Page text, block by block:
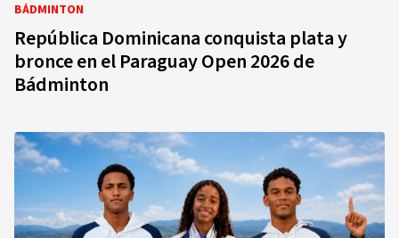
BÁDMINTON
República Dominicana conquista plata y
bronce en el Paraguay Open 2026 de
Bádminton